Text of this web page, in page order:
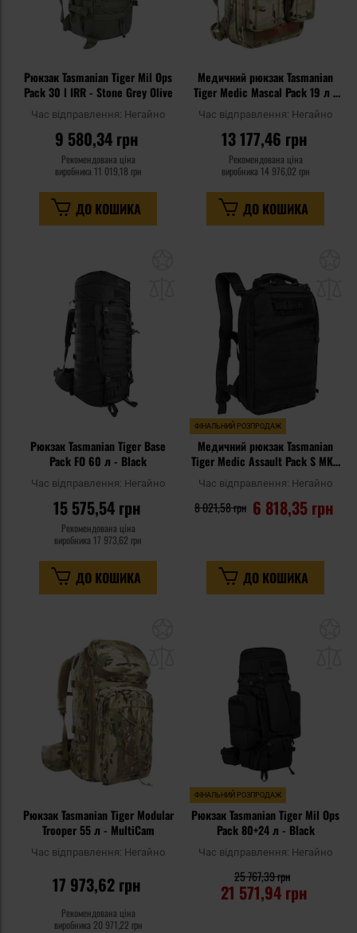
Рюкзак Tasmanian Tiger Mil Ops
Pack 30 l IRR - Stone Grey Olive
Час відправлення: Негайно
9 580,34 грн
Рекомендована ціна
виробника 11 019,18 грн
ДО КОШИКА
Медичний рюкзак Tasmanian
Tiger Medic Mascal Pack 19 л -
Час відправлення: Негайно
13 177,46 грн
Рекомендована ціна
виробника 14 976,02 грн
ДО КОШИКА
списку
уподобань
Рюкзак Tasmanian Tiger Base
Pack FO 60 л - Black
Час відправлення: Негайно
15 575,54 грн
Рекомендована ціна
виробника 17 973,62 грн
ДО КОШИКА
ФІНАЛЬНИЙ РОЗПРОДАЖ
Медичний рюкзак Tasmanian
Tiger Medic Assault Pack S MKII
Час відправлення: Негайно
6 818,35 грн
8 021,58 грн
ДО КОШИКА
уподобань
Рюкзак Tasmanian Tiger Modular
Trooper 55 л - MultiCam
Час відправлення: Негайно
17 973,62 грн
Рекомендована ціна
виробника 20 971,22 грн
ФІНАЛЬНИЙ РОЗПРОДАЖ
Рюкзак Tasmanian Tiger Mil Ops
Pack 80+24 л - Black
Час відправлення: Негайно
21 571,94 грн
25 767,39 грн